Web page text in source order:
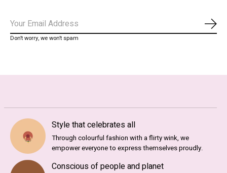
Don’t worry, we won’t spam
Style that celebrates all
Through colourful fashion with a flirty wink, we
empower everyone to express themselves proudly.
Conscious of people and planet